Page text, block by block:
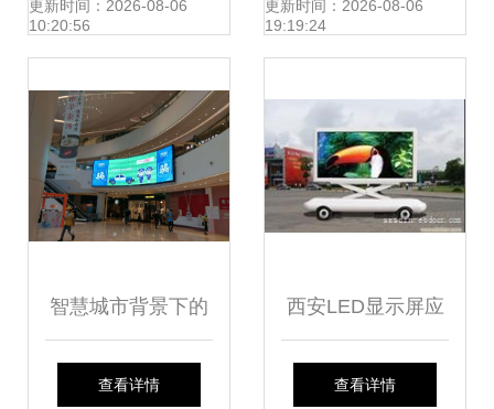
型、布点与施工要
更新时间：2026-08-06
10:20:56
显示屏 生产厂家与
更新时间：2026-08-06
19:19:24
智慧城市背景下的
LED室内屏UI设计
查看详情
西安LED显示屏应
用全览 从户外全彩
查看详情